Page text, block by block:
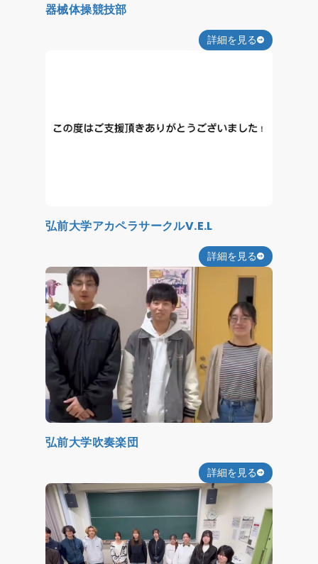
器械体操競技部
詳細を見る
弘前大学アカペラサークルV.E.L
詳細を見る
弘前大学吹奏楽団
詳細を見る